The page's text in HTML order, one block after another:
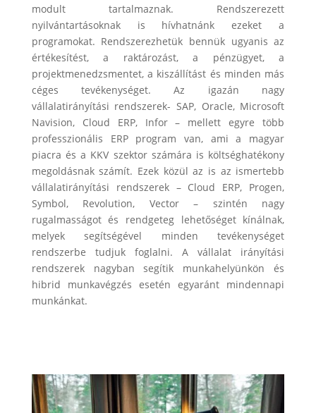
modult tartalmaznak. Rendszerezett
nyilvántartásoknak is hívhatnánk ezeket a
programokat. Rendszerezhetük bennük ugyanis az
értékesítést, a raktározást, a pénzügyet, a
projektmenedzsmentet, a kiszállítást és minden más
céges tevékenységet. Az igazán nagy
vállalatirányítási rendszerek- SAP, Oracle, Microsoft
Navision, Cloud ERP, Infor – mellett egyre több
professzionális ERP program van, ami a magyar
piacra és a KKV szektor számára is költséghatékony
megoldásnak számít. Ezek közül az is az ismertebb
vállalatirányítási rendszerek – Cloud ERP, Progen,
Symbol, Revolution, Vector – szintén nagy
rugalmasságot és rendgeteg lehetőséget kínálnak,
melyek segítségével minden tevékenységet
rendszerbe tudjuk foglalni. A vállalat irányítási
rendszerek nagyban segítik munkahelyünkön és
hibrid munkavégzés esetén egyaránt mindennapi
munkánkat.